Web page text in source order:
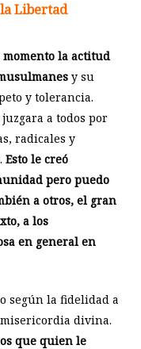
Libertad
la actitud
y su
y tolerancia.
a todos por
radicales y
Esto le creó
pero puedo
a otros, el gran
a los
en general en
según la fidelidad a
divina.
que quien le